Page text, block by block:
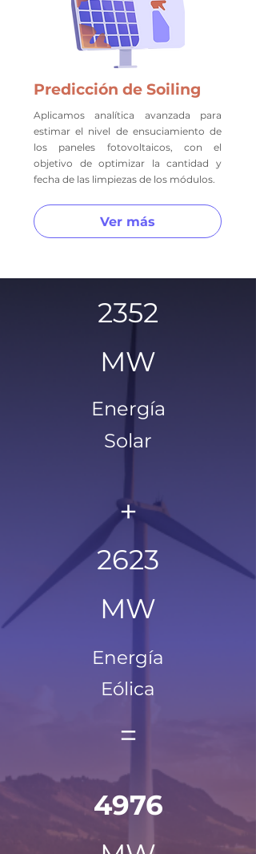
Predicción de Soiling
Aplicamos analítica avanzada para
estimar el nivel de ensuciamiento de
los paneles fotovoltaicos, con el
objetivo de optimizar la cantidad y
fecha de las limpiezas de los módulos.
Ver más
2352
MW
Energía
Solar
+
2623
MW
Energía
Eólica
=
4976